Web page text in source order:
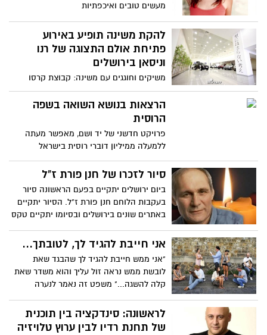
מעשים טובים ואיכפתיות
להקת משינה תופיע באירוע
פתיחת אולם התצוגה של רנו
וניסאן בירושלים
משיקים וחוגגים עם משינה: קבוצת קרסו
מוטורס משיקה אולמות תצוגה חדשים של
ניסאן ורנו בירושלים ומזמינה את התושבים
למופע של להקת משינה שיהיה פתוח לקהל
הרצאות בנושא השואה בשפה
הרוסית
פרויקט חדשני של יד ושם, מאפשר מעתה
ללמעלה ממיליון דוברי רוסית בישראל
ולמיליוני דוברי רוסית ברחבי העולם, ללמוד
ולרכוש אינפורמציה חדשה על שואת יהודי
מוקלטות בשפה הרוסית שהועלו באחרונה
ליו-טיוב ולאתר יד ושם
סיור לזכרו של חנן פורת ז"ל
ביום ירושלים יתקיים בפעם הראשונה סיור
בעקבות הלוחם חנן פורת ז"ל. הסיור יתקיים
באתרים שונים בירושלים ובסיומו יתקיים טקס
אני חייבת להגיד לך, לטובתך...
"אני ממש חייבת להגיד לך שהבגד שאת
לובשת ממש נראה זול עליך והוא משדר שאת
קלה להשגה..." משפט זה נאמר לנערה
לראשונה: סינדקציה בין תוכנית
של תחנת רדיו לבין ערוץ טלויזיה